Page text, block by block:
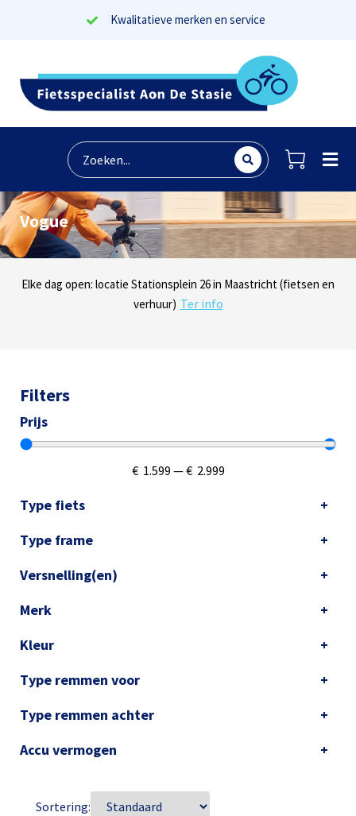
Kwalitatieve merken en service
Vogue
Dinsdag t/m zaterdag geopen: locaties Sphinxlunet 1 in Maastricht
(e-bikes) en Maaseikersteenweg 183 in Lanaken (fietsen en e-
Elke dag open: locatie Stationsplein 26 in Maastricht (fietsen en
verhuur) Ter info
Onze missie? Tevreden klanten! Lees reviews
Filters
Prijs
€ 1.599 —€ 2.999
Type fiets
Type frame
Versnelling(en)
Merk
Kleur
Type remmen voor
Type remmen achter
Accu vermogen
Sortering: